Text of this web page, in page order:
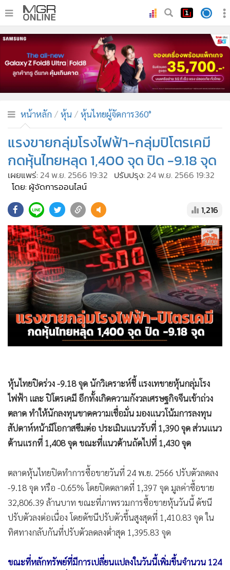
• หน้าหลัก
ทันเหตุการณ์
ภาคใต้
• ภูมิภาค
• บันเทิง
• คอลัมนิสต์
• ละคร
CbizReview
• ผู้จัดกวน
• Good health & Well-being
• Green Innovation & SD
• Management & HR
• MGR Live
• Infographic
• การเมือง
ท่องเที่ยว
• เศรษฐกิจ-ธุรกิจ
• จีน
•
ชุมชน-คุณภาพชีวิต
•
อาชญากรรม
• เกม
• วิทยาศาสตร์
• SMEs
• หุ้น
• อินโดจีน
• Celeb Online
หน้าหลัก หุ้น หุ้นไทยผู้จัดการ360°
แรงขายกลุ่มโรงไฟฟ้า-กลุ่มปิโตรเคมี
กดหุ้นไทยหลุด 1,400 จุด ปิด -9.18 จุด
เผยแพร่: 24 พ.ย. 2566 19:32 ปรับปรุง: 24 พ.ย. 2566 19:32
โดย: ผู้จัดการออนไลน์
1,216
หุ้นไทยปิดร่วง -9.18 จุด นักวิเคราะห์ชี้ แรงเทขายหุ้นกลุ่มโรง
ไฟฟ้า และ ปิโตรเคมี อีกทั้งเกิดความกังวลเศรษฐกิจจีนเข้าถ่วง
ตลาด ทำให้นักลงทุนขาดความเชื่อมั่น มองแนวโน้มการลงทุน
สัปดาห์หน้ามีโอกาสซึมต่อ ประเมินแนวรับที่ 1,390 จุด ส่วนแนว
ต้านแรกที่ 1,408 จุด ขณะที่แนวต้านถัดไปที่ 1,430 จุด
ตลาดหุ้นไทยปิดทำการซื้อขายวันที่ 24 พ.ย. 2566 ปรับตัวลดลง
-9.18 จุด หรือ -0.65% โดยปิดตลาดที่ 1,397 จุด มูลค่าซื้อขาย
32,806.39 ล้านบาท ขณะที่ภาพรวมการซื้อขายหุ้นวันนี้ ดัชนี
ปรับตัวลงต่อเนื่อง โดยดัชนีปรับตัวขึ้นสูงสุดที่ 1,410.83 จุด ใน
ทิศทางกลับกันที่ปรับตัวลดลงต่ำสุด 1,395.83 จุด
ขณะที่หลักทรัพย์ที่มีการเปลี่ยนแปลงในวันนี้เพิ่มขึ้นจำนวน 124